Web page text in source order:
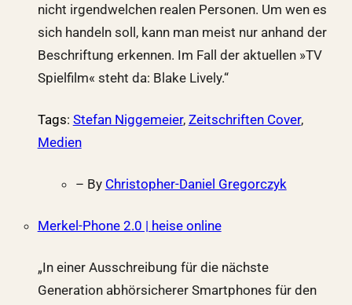
nicht irgendwelchen realen Personen. Um wen es
sich handeln soll, kann man meist nur anhand der
Beschriftung erkennen. Im Fall der aktuellen »TV
Spielfilm« steht da: Blake Lively.“
Tags: Stefan Niggemeier, Zeitschriften Cover,
Medien
– By Christopher-Daniel Gregorczyk
Merkel-Phone 2.0 | heise online
„In einer Ausschreibung für die nächste
Generation abhörsicherer Smartphones für den